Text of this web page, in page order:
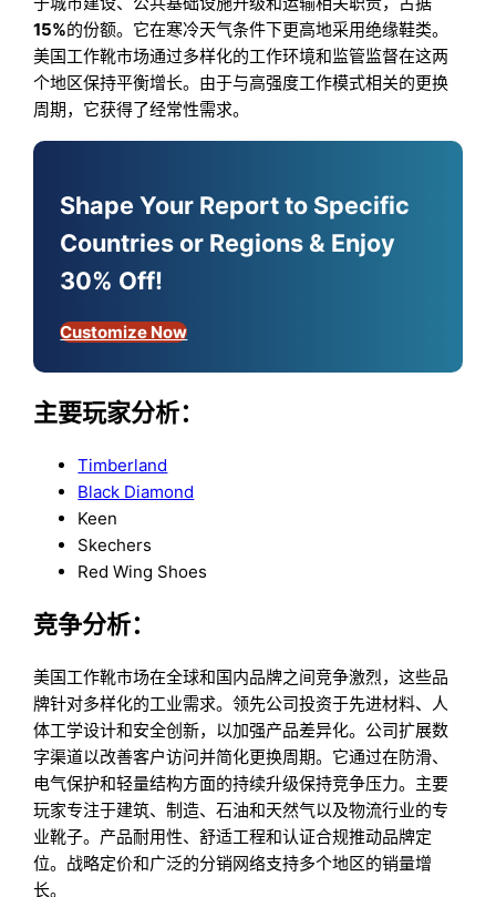
15%的份额。它在寒冷天气条件下更高地采用绝缘鞋类。
美国工作靴市场通过多样化的工作环境和监管监督在这两
个地区保持平衡增长。由于与高强度工作模式相关的更换
周期，它获得了经常性需求。
Shape Your Report to Specific
Countries or Regions & Enjoy
30% Off!
Customize Now
主要玩家分析：
Timberland
Black Diamond
Keen
Skechers
Red Wing Shoes
竞争分析：
美国工作靴市场在全球和国内品牌之间竞争激烈，这些品
牌针对多样化的工业需求。领先公司投资于先进材料、人
体工学设计和安全创新，以加强产品差异化。公司扩展数
字渠道以改善客户访问并简化更换周期。它通过在防滑、
电气保护和轻量结构方面的持续升级保持竞争压力。主要
玩家专注于建筑、制造、石油和天然气以及物流行业的专
业靴子。产品耐用性、舒适工程和认证合规推动品牌定
位。战略定价和广泛的分销网络支持多个地区的销量增
长。